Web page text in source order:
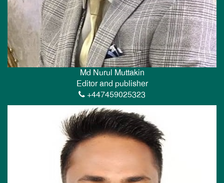
Md Nurul Muttakin
Editor and publisher
+447459025323